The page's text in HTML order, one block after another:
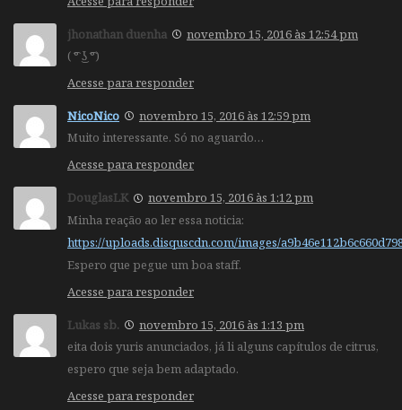
jhonathan duenha
novembro 15, 2016 às 12:54 pm
( ͡° ͜ʖ ͡°)
Acesse para responder
NicoNico
novembro 15, 2016 às 12:59 pm
Muito interessante. Só no aguardo…
Acesse para responder
DouglasLK
novembro 15, 2016 às 1:12 pm
Minha reação ao ler essa noticia:
https://uploads.disquscdn.com/images/
Espero que pegue um boa staff.
Acesse para responder
Lukas sb.
novembro 15, 2016 às 1:13 pm
eita dois yuris anunciados, já li alguns capítulos de citrus,
espero que seja bem adaptado.
Acesse para responder